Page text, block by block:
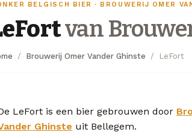
BELGISCH BIER · BROUWERIJ OMER
van
Brouwerij Omer Vander Ghinste LeFort
LeFort is een bier gebrouwen door
Ghinste uit Bellegem.